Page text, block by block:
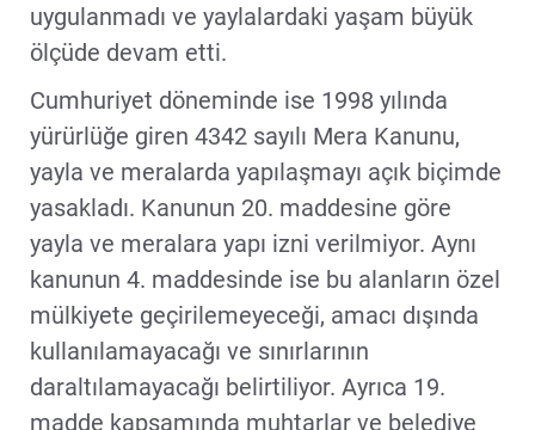
uygulanmadı ve yaylalardaki yaşam büyük
ölçüde devam etti.
Cumhuriyet döneminde ise 1998 yılında
yürürlüğe giren 4342 sayılı Mera Kanunu,
yayla ve meralarda yapılaşmayı açık biçimde
yasakladı. Kanunun 20. maddesine göre
yayla ve meralara yapı izni verilmiyor. Aynı
kanunun 4. maddesinde ise bu alanların özel
mülkiyete geçirilemeyeceği, amacı dışında
kullanılamayacağı ve sınırlarının
daraltılamayacağı belirtiliyor. Ayrıca 19.
madde kapsamında muhtarlar ve belediye